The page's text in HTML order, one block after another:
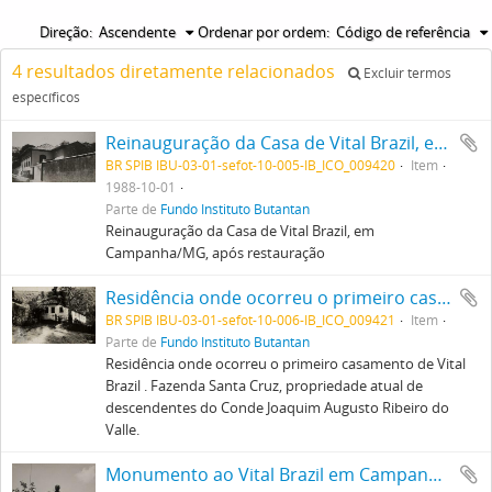
Ordenar por ordem: Código de referência
Direção: Ascendente
4 resultados diretamente relacionados
Excluir termos
específicos
Reinauguração da Casa de Vital Brazil, em Campanha/Minas Gerais, após restauração
BR SPIB IBU-03-01-sefot-10-005-IB_ICO_009420
Item
1988-10-01
Parte de Fundo Instituto Butantan
Reinauguração da Casa de Vital Brazil, em
Campanha/MG, após restauração
Residência onde ocorreu o primeiro casamento de Vital Brazil . Fazenda Santa Cruz, propriedade atual de descendentes do Conde Joaquim Augusto Ribeiro do Valle.
BR SPIB IBU-03-01-sefot-10-006-IB_ICO_009421
Item
Parte de Fundo Instituto Butantan
Residência onde ocorreu o primeiro casamento de Vital
Brazil . Fazenda Santa Cruz, propriedade atual de
descendentes do Conde Joaquim Augusto Ribeiro do
Valle.
Monumento ao Vital Brazil em Campanha, Minas Gerais